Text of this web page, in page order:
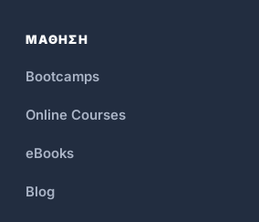
ΜΑΘΗΣΗ
Bootcamps
Online Courses
eBooks
Blog